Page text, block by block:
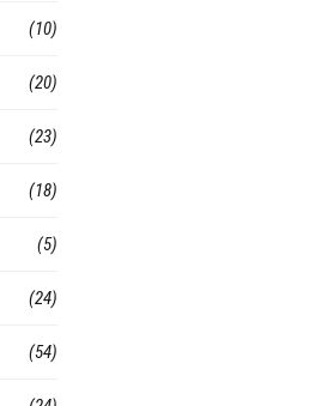
(10)
(20)
(23)
(18)
(5)
(24)
(54)